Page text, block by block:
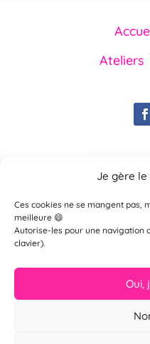
Je gère
Ces cookies ne se mangent pas,
meilleure 😄
Autorise-les pour une navigation
clavier).
Oui,
Ateliers